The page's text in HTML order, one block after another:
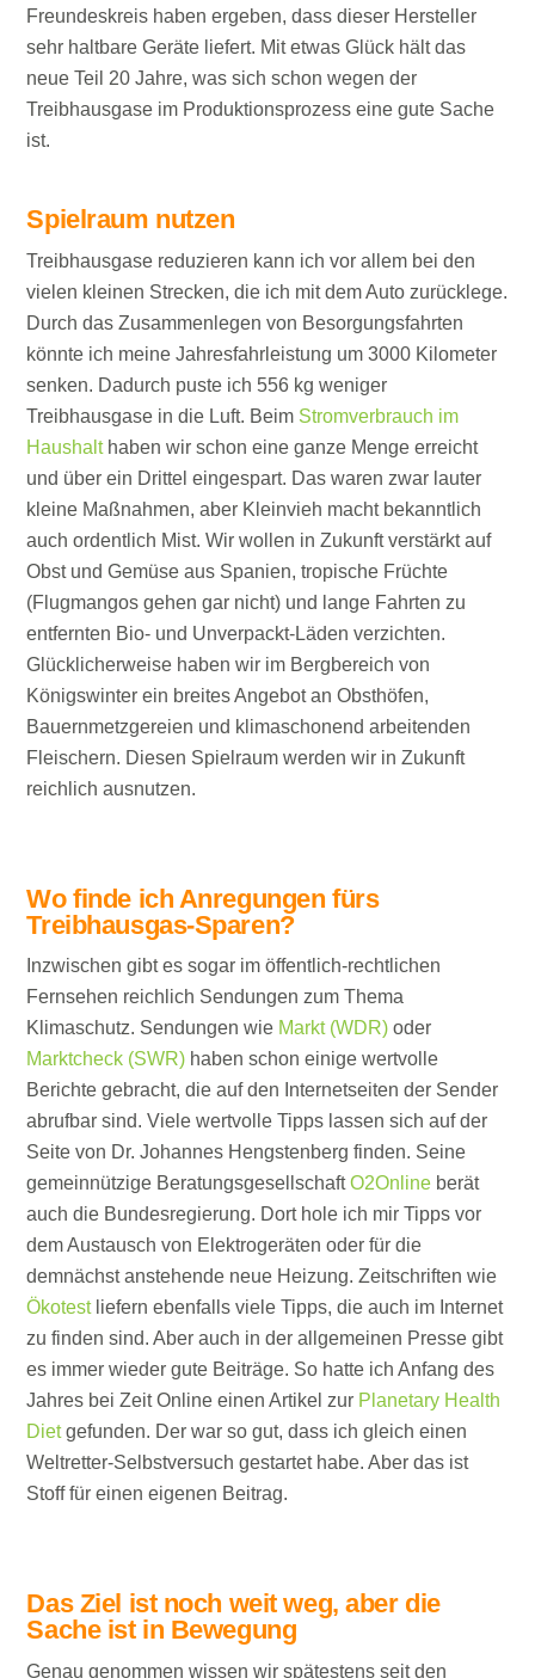
Freundeskreis haben ergeben, dass dieser Hersteller
sehr haltbare Geräte liefert. Mit etwas Glück hält das
neue Teil 20 Jahre, was sich schon wegen der
Treibhausgase im Produktionsprozess eine gute Sache
ist.
Spielraum nutzen
Treibhausgase reduzieren kann ich vor allem bei den
vielen kleinen Strecken, die ich mit dem Auto zurücklege.
Durch das Zusammenlegen von Besorgungsfahrten
könnte ich meine Jahresfahrleistung um 3000 Kilometer
senken. Dadurch puste ich 556 kg weniger
Treibhausgase in die Luft. Beim Stromverbrauch im
Haushalthaben wir schon eine ganze Menge erreicht
und über ein Drittel eingespart. Das waren zwar lauter
kleine Maßnahmen, aber Kleinvieh macht bekanntlich
auch ordentlich Mist. Wir wollen in Zukunft verstärkt auf
Obst und Gemüse aus Spanien, tropische Früchte
(Flugmangos gehen gar nicht) und lange Fahrten zu
entfernten Bio- und Unverpackt-Läden verzichten.
Glücklicherweise haben wir im Bergbereich von
Königswinter ein breites Angebot an Obsthöfen,
Bauernmetzgereien und klimaschonend arbeitenden
Fleischern. Diesen Spielraum werden wir in Zukunft
reichlich ausnutzen.
Wo finde ich Anregungen fürs
Treibhausgas-Sparen?
Inzwischen gibt es sogar im öffentlich-rechtlichen
Fernsehen reichlich Sendungen zum Thema
Klimaschutz. Sendungen wie Markt (WDR) oder
Marktcheck (SWR) haben schon einige wertvolle
Berichte gebracht, die auf den Internetseiten der Sender
abrufbar sind. Viele wertvolle Tipps lassen sich auf der
Seite von Dr. Johannes Hengstenberg finden. Seine
gemeinnützige BeratungsgesellschaftO2Online berät
auch die Bundesregierung. Dort hole ich mir Tipps vor
dem Austausch von Elektrogeräten oder für die
demnächst anstehende neue Heizung. Zeitschriften wie
Ökotestliefern ebenfalls viele Tipps, die auch im Internet
zu finden sind. Aber auch in der allgemeinen Presse gibt
es immer wieder gute Beiträge. So hatte ich Anfang des
Jahres bei Zeit Online einen Artikel zur Planetary Health
Dietgefunden. Der war so gut, dass ich gleich einen
Weltretter-Selbstversuch gestartet habe. Aber das ist
Stoff für einen eigenen Beitrag.
Das Ziel ist noch weit weg, aber die
Sache ist in Bewegung
Genau genommen wissen wir spätestens seit den